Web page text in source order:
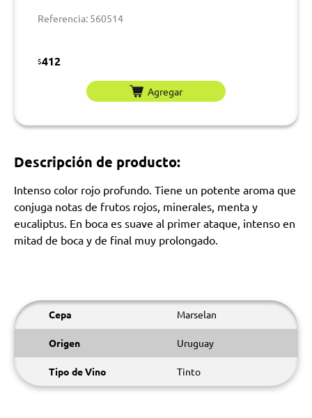
Referencia: 560514
$412
Agregar
Descripción de producto:
Intenso color rojo profundo. Tiene un potente aroma que
conjuga notas de frutos rojos, minerales, menta y
eucaliptus. En boca es suave al primer ataque, intenso en
mitad de boca y de final muy prolongado.
Cepa Marselan
Origen Uruguay
Tipo de Vino Tinto